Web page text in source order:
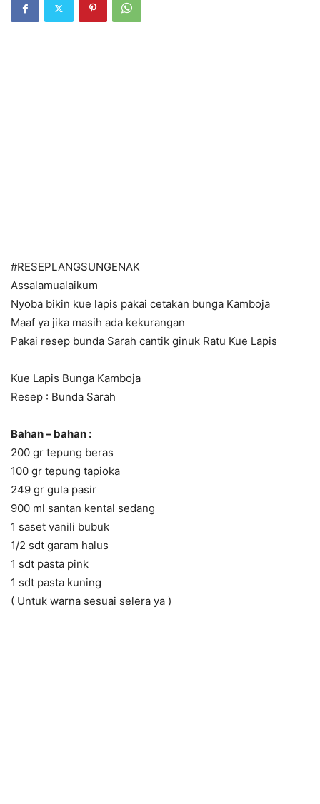
#RESEPLANGSUNGENAK
Assalamualaikum
Nyoba bikin kue lapis pakai cetakan bunga Kamboja
Maaf ya jika masih ada kekurangan
Pakai resep bunda Sarah cantik ginuk Ratu Kue Lapis
Kue Lapis Bunga Kamboja
Resep : Bunda Sarah
Bahan – bahan :
200 gr tepung beras
100 gr tepung tapioka
249 gr gula pasir
900 ml santan kental sedang
1 saset vanili bubuk
1/2 sdt garam halus
1 sdt pasta pink
1 sdt pasta kuning
( Untuk warna sesuai selera ya )